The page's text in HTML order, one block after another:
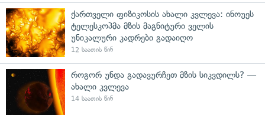
ქართველი ფიზიკოსის ახალი კვლევა: ინოუეს
ტელესკოპმა მზის მაგნიტური ველის
უნიკალური კადრები გადაიღო
12 საათის წინ
როგორ უნდა გადავურჩეთ მზის სიკვდილს? —
ახალი კვლევა
14 საათის წინ